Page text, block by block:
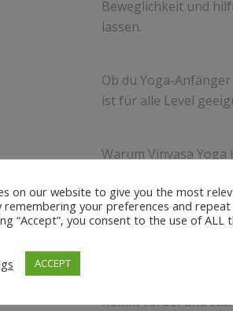
Beweglichkeit und
lassen.
Ob du Yoga-
ist für alle Level
Warum Vinyasa Yoga
– Modernes Studio
– Ideal, um Kraft,
– Individuelle
Komm vorbei und
on our website to give you the most
remembering your preferences and repeat
“Accept”, you consent to the use of ALL
ACCEPT